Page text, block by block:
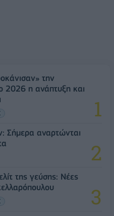
την
2026 η ανάπτυξη και
Σήμερα αναρτώνται
της γεύσης: Νέες